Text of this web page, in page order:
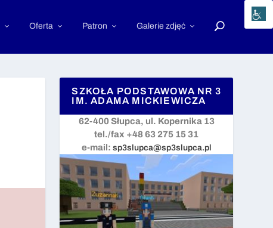
Oferta Patron Galerie zdjęć
SZKOŁA PODSTAWOWA NR 3
IM. ADAMA MICKIEWICZA
62-400 Słupca, ul. Kopernika 13
tel./fax +48 63 275 15 31
e-mail: sp3slupca@sp3slupca.pl